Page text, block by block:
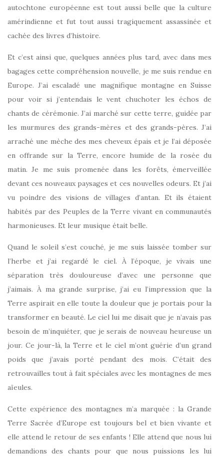
autochtone européenne est tout aussi belle que la culture
amérindienne et fut tout aussi tragiquement assassinée et
cachée des livres d’histoire.
Et c’est ainsi que, quelques années plus tard, avec dans mes
bagages cette compréhension nouvelle, je me suis rendue en
Europe. J’ai escaladé une magnifique montagne en Suisse
pour voir si j’entendais le vent chuchoter les échos de
chants de cérémonie. J’ai marché sur cette terre, guidée par
les murmures des grands-mères et des grands-pères. J’ai
arraché une mèche des mes cheveux épais et je l’ai déposée
en offrande sur la Terre, encore humide de la rosée du
matin. Je me suis promenée dans les forêts, émerveillée
devant ces nouveaux paysages et ces nouvelles odeurs. Et j’ai
vu poindre des visions de villages d’antan. Et ils étaient
habités par des Peuples de la Terre vivant en communautés
harmonieuses. Et leur musique était belle.
Quand le soleil s’est couché, je me suis laissée tomber sur
l’herbe et j’ai regardé le ciel. À l’époque, je vivais une
séparation très douloureuse d’avec une personne que
j’aimais. À ma grande surprise, j’ai eu l’impression que la
Terre aspirait en elle toute la douleur que je portais pour la
transformer en beauté. Le ciel lui me disait que je n’avais pas
besoin de m’inquiéter, que je serais de nouveau heureuse un
jour. Ce jour-là, la Terre et le ciel m’ont guérie d’un grand
poids que j’avais porté pendant des mois. C’était des
retrouvailles tout à fait spéciales avec les montagnes de mes
aïeules.
Cette expérience des montagnes m’a marquée : la Grande
Terre Sacrée d’Europe est toujours bel et bien vivante et
elle attend le retour de ses enfants ! Elle attend que nous lui
demandions des chants pour que nous puissions les lui